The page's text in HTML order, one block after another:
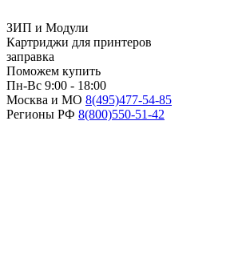
ЗИП и Модули
Картриджи для принтеров
заправка
Поможем купить
Пн-Вс 9:00 - 18:00
Москва и МО 8(495)477-54-85
Регионы РФ 8(800)550-51-42